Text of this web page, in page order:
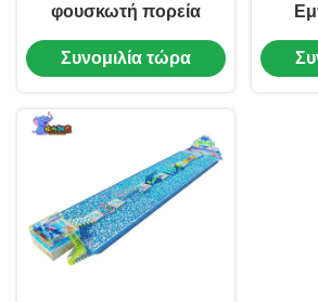
φουσκωτή πορεία
εμποδίων νερού 0,9
mm PVC OEM
Συνομιλία τώρα